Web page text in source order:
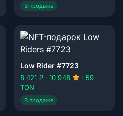
В продаже
Low Rider #7723
8 421 ₽ · 10 948
· 59
TON
В продаже